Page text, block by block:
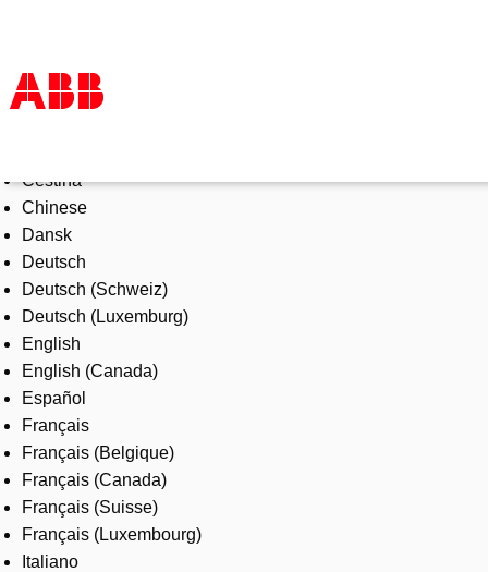
Products & Solutions
Industries
Services
About us
Where to buy
Contact us
Careers
Čeština
Chinese
Dansk
Deutsch
Deutsch (Schweiz)
Deutsch (Luxemburg)
English
English (Canada)
Español
Français
Français (Belgique)
Français (Canada)
Français (Suisse)
Français (Luxembourg)
Italiano